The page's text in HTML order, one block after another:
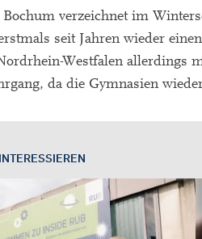
verzeichnet im
seit Jahren wieder
Westfalen allerdings
da die Gymnasien